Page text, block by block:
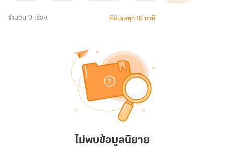
จำนวน 0 เรื่อง อัปเดตทุก 10 นาที
ไม่พบข้อมูลนิยาย